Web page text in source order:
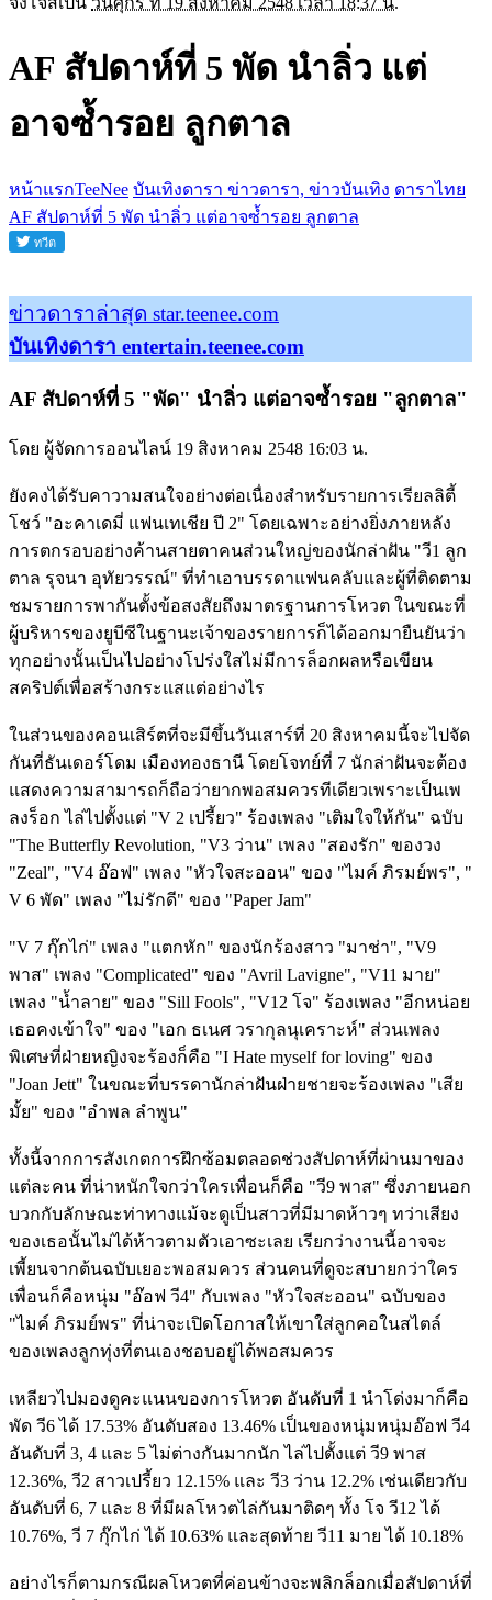
AF สัปดาห์ที่ 5 พัด นำลิ่ว แต่
อาจซ้ำรอย ลูกตาล
หน้าแรกTeeNee บันเทิงดารา ข่าวดารา, ข่าวบันเทิง ดาราไทย
AF สัปดาห์ที่ 5 พัด นำลิ่ว แต่อาจซ้ำรอย ลูกตาล
ข่าวดาราล่าสุด star.teenee.com
บันเทิงดารา entertain.teenee.com
AF สัปดาห์ที่ 5 "พัด" นำลิ่ว แต่อาจซ้ำรอย "ลูกตาล"
โดย ผู้จัดการออนไลน์ 19 สิงหาคม 2548 16:03 น.
ยังคงได้รับคาวามสนใจอย่างต่อเนื่องสำหรับรายการเรียลลิตี้
โชว์ "อะคาเดมี่ แฟนเทเชีย ปี 2" โดยเฉพาะอย่างยิ่งภายหลัง
การตกรอบอย่างค้านสายตาคนส่วนใหญ่ของนักล่าฝัน "วี1 ลูก
ตาล รุจนา อุทัยวรรณ์" ที่ทำเอาบรรดาแฟนคลับและผู้ที่ติดตาม
ชมรายการพากันตั้งข้อสงสัยถึงมาตรฐานการโหวต ในขณะที่
ผู้บริหารของยูบีซีในฐานะเจ้าของรายการก็ได้ออกมายืนยันว่า
ทุกอย่างนั้นเป็นไปอย่างโปร่งใสไม่มีการล็อกผลหรือเขียน
สคริปต์เพื่อสร้างกระแสแต่อย่างไร
ในส่วนของคอนเสิร์ตที่จะมีขึ้นวันเสาร์ที่ 20 สิงหาคมนี้จะไปจัด
กันที่ธันเดอร์โดม เมืองทองธานี โดยโจทย์ที่ 7 นักล่าฝันจะต้อง
แสดงความสามารถก็ถือว่ายากพอสมควรทีเดียวเพราะเป็นเพ
ลงร็อก ไล่ไปตั้งแต่ "V 2 เปรี้ยว" ร้องเพลง "เติมใจให้กัน" ฉบับ
"The Butterfly Revolution, "V3 ว่าน" เพลง "สองรัก" ของวง
"Zeal", "V4 อ๊อฟ" เพลง "หัวใจสะออน" ของ "ไมค์ ภิรมย์พร", "
V 6 พัด" เพลง "ไม่รักดี" ของ "Paper Jam"
"V 7 กุ๊กไก่" เพลง "แตกหัก" ของนักร้องสาว "มาช่า", "V9
พาส" เพลง "Complicated" ของ "Avril Lavigne", "V11 มาย"
เพลง "น้ำลาย" ของ "Sill Fools", "V12 โจ" ร้องเพลง "อีกหน่อย
เธอคงเข้าใจ" ของ "เอก ธเนศ วรากุลนุเคราะห์" ส่วนเพลง
พิเศษที่ฝ่ายหญิงจะร้องก็คือ "I Hate myself for loving" ของ
"Joan Jett" ในขณะที่บรรดานักล่าฝันฝ่ายชายจะร้องเพลง "เสีย
มั้ย" ของ "อำพล ลำพูน"
ทั้งนี้จากการสังเกตการฝึกซ้อมตลอดช่วงสัปดาห์ที่ผ่านมาของ
แต่ละคน ที่น่าหนักใจกว่าใครเพื่อนก็คือ "วี9 พาส" ซึ่งภายนอก
บวกกับลักษณะท่าทางแม้จะดูเป็นสาวที่มีมาดห้าวๆ ทว่าเสียง
ของเธอนั้นไม่ได้ห้าวตามตัวเอาซะเลย เรียกว่างานนี้อาจจะ
เพี้ยนจากต้นฉบับเยอะพอสมควร ส่วนคนที่ดูจะสบายกว่าใคร
เพื่อนก็คือหนุ่ม "อ๊อฟ วี4" กับเพลง "หัวใจสะออน" ฉบับของ
"ไมค์ ภิรมย์พร" ที่น่าจะเปิดโอกาสให้เขาใส่ลูกคอในสไตล์
ของเพลงลูกทุ่งที่ตนเองชอบอยู่ได้พอสมควร
เหลียวไปมองดูคะแนนของการโหวต อันดับที่ 1 นำโด่งมาก็คือ
พัด วี6 ได้ 17.53% อันดับสอง 13.46% เป็นของหนุ่มหนุ่มอ๊อฟ วี4
อันดับที่ 3, 4 และ 5 ไม่ต่างกันมากนัก ไล่ไปตั้งแต่ วี9 พาส
12.36%, วี2 สาวเปรี้ยว 12.15% และ วี3 ว่าน 12.2% เช่นเดียวกับ
อันดับที่ 6, 7 และ 8 ที่มีผลโหวตไล่กันมาติดๆ ทั้ง โจ วี12 ได้
10.76%, วี 7 กุ๊กไก่ ได้ 10.63% และสุดท้าย วี11 มาย ได้ 10.18%
อย่างไรก็ตามกรณีผลโหวตที่ค่อนข้างจะพลิกล็อกเมื่อสัปดาห์ที่